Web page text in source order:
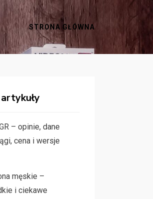
STRONA GŁÓWNA
– opinie, dane
cena i wersje
męskie –
i ciekawe